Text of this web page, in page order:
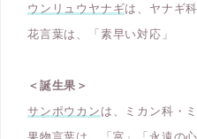
ウンリュウヤナギは、ヤナギ
花言葉は、「素早い対応」
＜誕生果＞
サンポウカン は、ミカン科・